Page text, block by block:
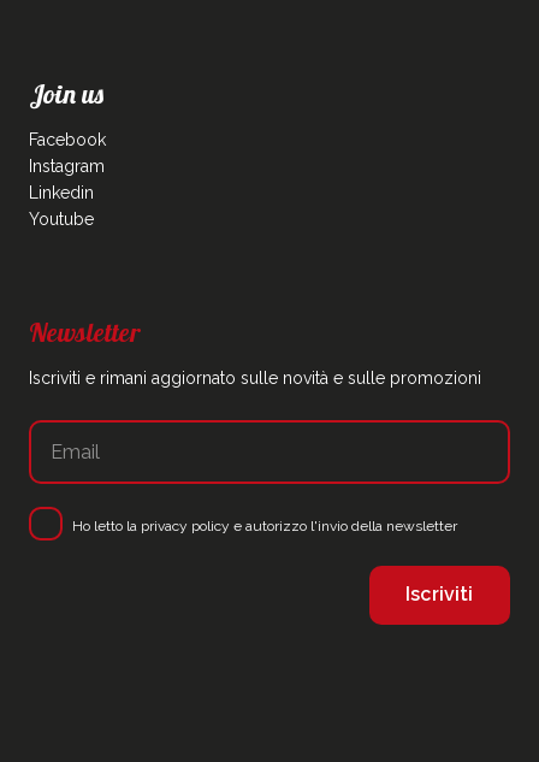
Join us
Facebook
Instagram
Linkedin
Youtube
Newsletter
Iscriviti e rimani aggiornato sulle novità e sulle promozioni
Ho letto la privacy policy e autorizzo l'invio della newsletter